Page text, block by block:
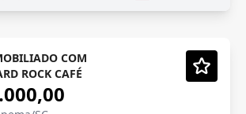
Semi-Novo
COM
ROCK CAFÉ